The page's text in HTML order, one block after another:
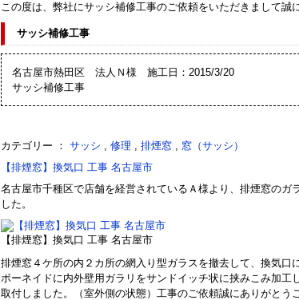
この度は、弊社にサッシ補修工事のご依頼をいただきまして誠
サッシ補修工事
名古屋市熱田区 法人Ｎ様 施工日：2015/3/20
サッシ補修工事
カテゴリー ： サッシ , 修理 , 排煙窓 , 窓（サッシ）
【排煙窓】換気口 工事 名古屋市
名古屋市千種区で店舗を経営されているＡ様より、排煙窓のガ
した。
【排煙窓】換気口 工事 名古屋市
排煙窓４ケ所の内２カ所の網入り型ガラスを撤去して、換気口
ボーネイドに内外壁用ガラリをサンドイッチ状に挟みこみ加
取付しました。（室外側の状態）工事のご依頼誠にありがとう